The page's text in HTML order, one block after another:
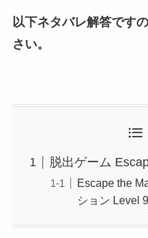
以下ネタバレ解答です
さい。
脱出ゲーム
Escape the
ション Level